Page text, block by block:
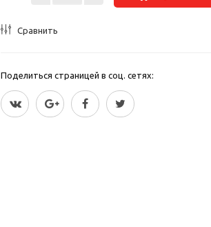
Сравнить
Поделиться страницей в соц. сетях: